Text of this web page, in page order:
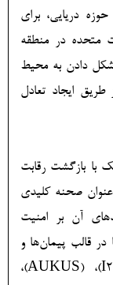
دریایی، برای
متحده در منطقه
شکل دادن به محیط
ایجاد تعادل
با بازگشت رقابت
صحنه کلیدی
آن بر امنیت
در قالب پیمان‌ها و
توافق‌نامه‌های امنیتی نظیر (Quad)، (I2U2)، (AUKUS)،